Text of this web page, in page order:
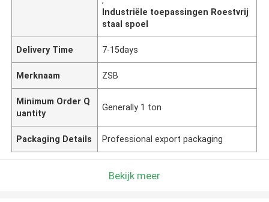
Industriële toepassingen Roestvrij
staal spoel
Delivery Time 7-15days
Merknaam ZSB
Minimum Order Q
uantity
Generally 1 ton
Packaging Details Professional export packaging
Bekijk meer